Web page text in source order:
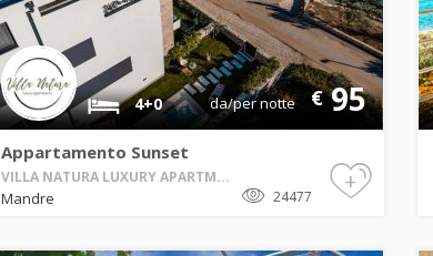
4+0 €95
da/per notte
Appartamento Sunset
VILLA NATURA LUXURY APARTM...
24477
Mandre
+